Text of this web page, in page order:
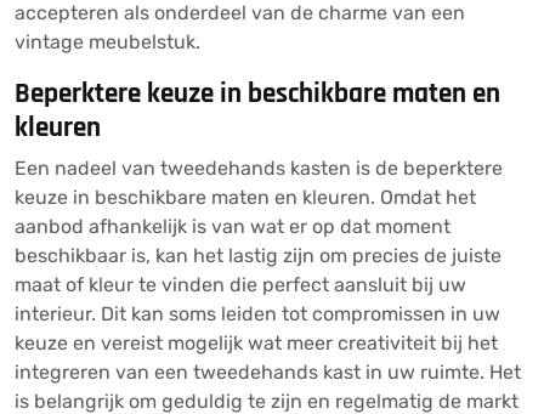
accepteren als onderdeel van de charme van een
vintage meubelstuk.
Beperktere keuze in beschikbare maten en
kleuren
Een nadeel van tweedehands kasten is de beperktere
keuze in beschikbare maten en kleuren. Omdat het
aanbod afhankelijk is van wat er op dat moment
beschikbaar is, kan het lastig zijn om precies de juiste
maat of kleur te vinden die perfect aansluit bij uw
interieur. Dit kan soms leiden tot compromissen in uw
keuze en vereist mogelijk wat meer creativiteit bij het
integreren van een tweedehands kast in uw ruimte. Het
is belangrijk om geduldig te zijn en regelmatig de markt